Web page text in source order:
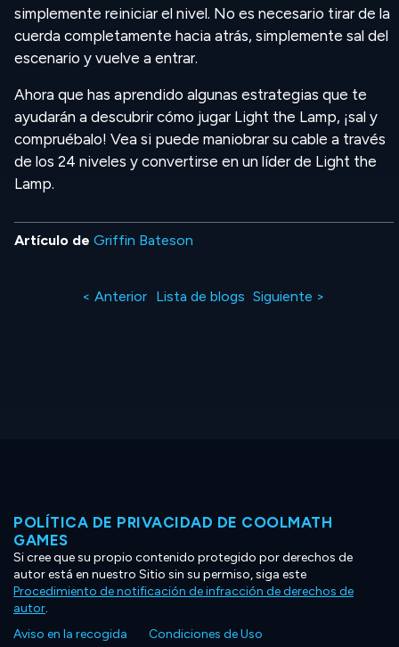
simplemente reiniciar el nivel. No es necesario tirar de la
cuerda completamente hacia atrás, simplemente sal del
escenario y vuelve a entrar.
Ahora que has aprendido algunas estrategias que te
ayudarán a descubrir cómo jugar Light the Lamp, ¡sal y
compruébalo! Vea si puede maniobrar su cable a través
de los 24 niveles y convertirse en un líder de Light the
Lamp.
Artículo de Griffin Bateson
< Anterior Lista de blogs Siguiente >
POLÍTICA DE PRIVACIDAD DE COOLMATH
GAMES
Si cree que su propio contenido protegido por derechos de
autor está en nuestro Sitio sin su permiso, siga este
Procedimiento de notificación de infracción de derechos de
autor.
Aviso en la recogida
Condiciones de Uso